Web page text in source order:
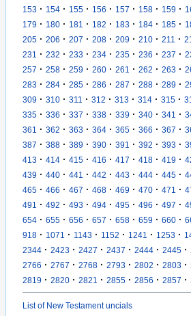
153 · 154 · 155 · 156 · 157 · 158 · 159 ·
179 · 180 · 181 · 182 · 183 · 184 · 185 ·
205 · 206 · 207 · 208 · 209 · 210 · 211 ·
231
· 232 · 233 · 234 · 235 · 236 · 237 ·
257 · 258 · 259 · 260 · 261 · 262 · 263 ·
283 · 284 · 285 · 286 · 287 · 288 · 289 ·
309 · 310 · 311 · 312 · 313 · 314 · 315 ·
335 · 336 · 337 · 338 · 339 · 340 · 341 ·
361
· 362 · 363 · 364 · 365 · 366 · 367 ·
387 · 388 · 389 · 390 · 391 · 392 · 393 ·
413 · 414 · 415 · 416 · 417 · 418 · 419 ·
439 · 440 · 441 · 442 · 443 · 444 · 445 ·
465 · 466 · 467 · 468 · 469 · 470 · 471 ·
491
· 492 · 493 · 494 · 495 · 496 · 497 ·
654 · 655 · 656 · 657 · 658 · 659 · 660 ·
918 · 1071 · 1143 · 1152 · 1241 · 1253 ·
2344 · 2423 · 2427 · 2437 · 2444 · 2445 ·
2766 · 2767 · 2768 · 2793 · 2802 · 2803 ·
2819 · 2820 · 2821 · 2855 · 2856 · 2857 ·
List of New Testament uncials